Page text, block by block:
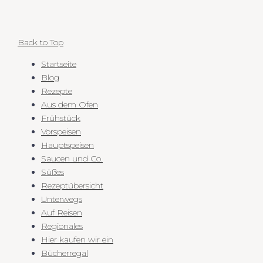
Back to Top
Startseite
Blog
Rezepte
Aus dem Ofen
Frühstück
Vorspeisen
Hauptspeisen
Saucen und Co.
Süßes
Rezeptübersicht
Unterwegs
Auf Reisen
Regionales
Hier kaufen wir ein
Bücherregal